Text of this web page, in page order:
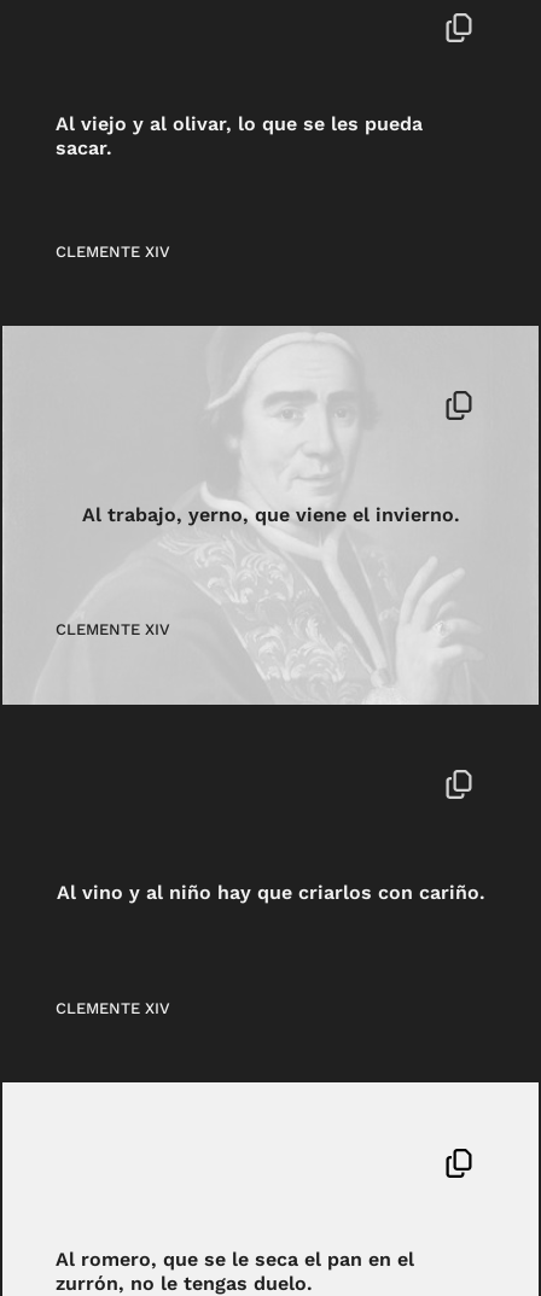
Al viejo y al olivar, lo que se les pueda
sacar.
CLEMENTE XIV
Al trabajo, yerno, que viene el invierno.
CLEMENTE XIV
Al vino y al niño hay que criarlos con cariño.
CLEMENTE XIV
Al romero, que se le seca el pan en el
zurrón, no le tengas duelo.